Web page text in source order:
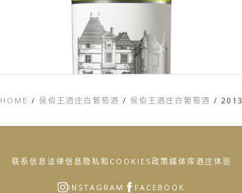
HOME / 侯伯王酒庄白葡萄酒 / 侯伯王酒庄白葡萄酒 / 2013
联系信息 法律信息 隐私和COOKIES政策媒体库酒庄体验
INSTAGRAM FACEBOOK